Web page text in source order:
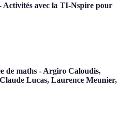
Activités avec la TI-Nspire pour
de maths - Argiro Caloudis,
Lucas, Laurence Meunier,